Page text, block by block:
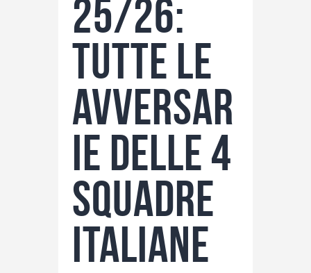
25/26:
Tutte le
avversar
ie delle 4
squadre
italiane